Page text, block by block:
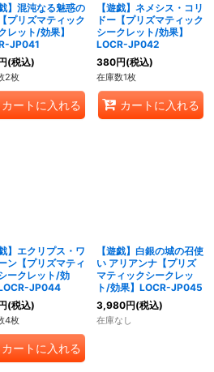
戯】混沌なる魅惑の
プリズマティック
レット/効果】
JP041
(税込)
2枚
カートに入れる
【遊戯】ネメシス・コリ
ドー【プリズマティック
シークレット/効果】
LOCR-JP042
380円(税込)
在庫数1枚
カートに入れる
戯】エクリプス・ワ
ン【プリズマティ
ークレット/効
JP044
(税込)
4枚
カートに入れる
【遊戯】白銀の城の召使
い アリアンナ【プリズ
マティックシークレッ
ト/効果】LOCR-JP045
3,980円(税込)
在庫なし